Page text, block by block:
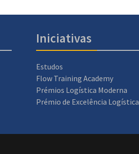
Iniciativas
Estudos
Flow Training Academy
Prémios Logística Moderna
Prémio de Excelência Logística